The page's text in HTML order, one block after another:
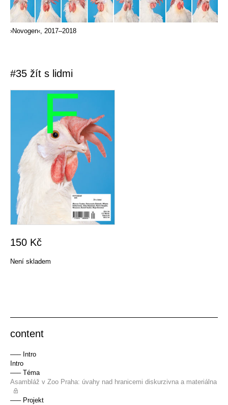
›Novogen‹, 2017–2018
#35 žít s lidmi
150 Kč
Není skladem
content
––– Intro
Intro
––– Téma
Asambláž v Zoo Praha: úvahy nad hranicemi diskurzivna a materiálna
––– Projekt